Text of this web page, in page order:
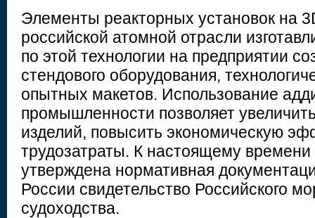
Элементы реакторных установок на
российской атомной отрасли
по этой технологии на предприятии
стендового оборудования,
опытных макетов. Использование
промышленности позволяет
изделий, повысить экономическую
трудозатраты. К настоящему времени
утверждена нормативная
России свидетельство Российского
судоходства.